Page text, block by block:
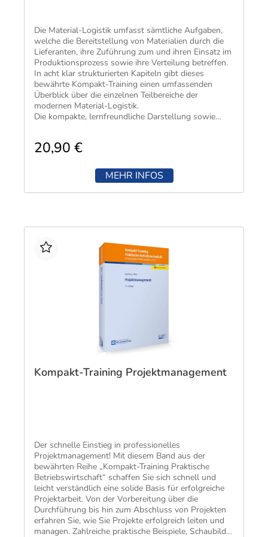
Die Material-Logistik umfasst sämtliche Aufgaben,
welche die Bereitstellung von Materialien durch die
Lieferanten, ihre Zuführung zum und ihren Einsatz im
Produktionsprozess sowie ihre Verteilung betreffen.
In acht klar strukturierten Kapiteln gibt dieses
bewährte Kompakt-Training einen umfassenden
Überblick über die einzelnen Teilbereiche der
modernen Material-Logistik.
Die kompakte, lernfreundliche Darstellung sowie
und erleichtern das Verständnis.
20,90 €
MEHR INFOS
Kompakt-Training Projektmanagement
​Der schnelle Einstieg in professionelles
Projektmanagement! Mit diesem Band aus der
bewährten Reihe „Kompakt-Training Praktische
Betriebswirtschaft“ schaffen Sie sich schnell und
leicht verständlich eine solide Basis für erfolgreiche
Projektarbeit. Von der Vorbereitung über die
Durchführung bis hin zum Abschluss von Projekten
erfahren Sie, wie Sie Projekte erfolgreich leiten und
managen. Zahlreiche praktische Beispiele, Schaubilder